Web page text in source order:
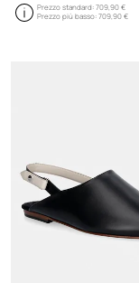
Prezzo standard:709,90 €
Prezzo più basso:709,90 €